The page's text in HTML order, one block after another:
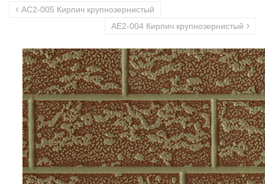
AC2-005 Кирпич крупнозернистый
AE2-004 Кирпич крупнозернистый